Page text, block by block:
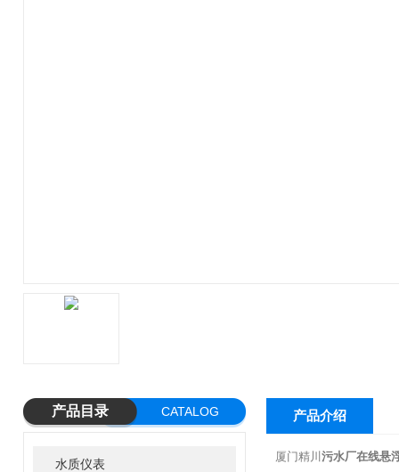
产品目录 CATALOG
水质仪表
产品介绍
厦门精川 污水厂在线悬